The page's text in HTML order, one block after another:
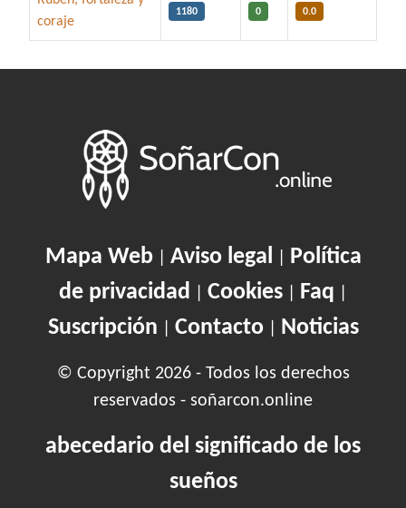
coraje
1180 0 0.0
Mapa Web| Aviso legal
Política
de privacidad
Cookies Faq
Suscripción Contacto| Noticias
© Copyright 2026 - Todos los derechos
reservados - soñarcon.online
abecedario del significado de los
sueños